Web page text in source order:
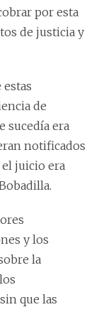
por esta
de justicia y
de
sucedía era
notificados
juicio era
y los
la
que las